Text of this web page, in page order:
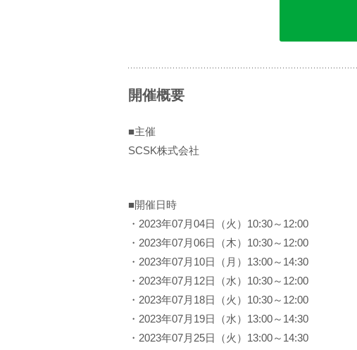
開催概要
■主催
SCSK株式会社
■開催日時
・2023年07月04日（火）10:30～12:00
・2023年07月06日（木）10:30～12:00
・2023年07月10日（月）13:00～14:30
・2023年07月12日（水）10:30～12:00
・2023年07月18日（火）10:30～12:00
・2023年07月19日（水）13:00～14:30
・2023年07月25日（火）13:00～14:30